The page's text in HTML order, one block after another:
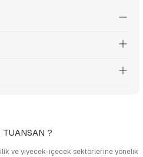
TUANSAN ?
ve yiyecek-içecek sektörlerine yönelik